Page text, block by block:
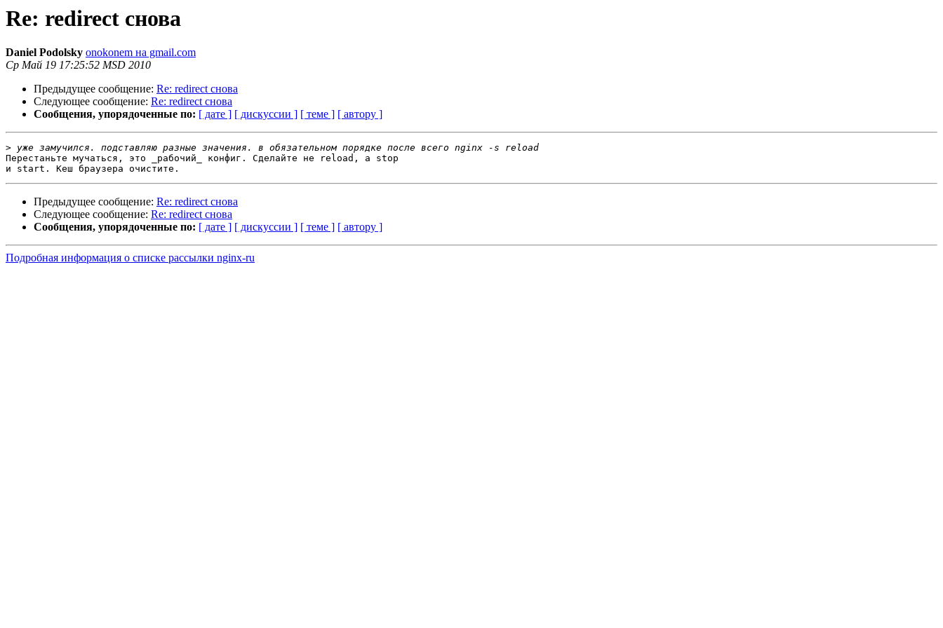
Re: redirect снова
Daniel Podolsky onokonem на gmail.com
Ср Май 19 17:25:52 MSD 2010
Предыдущее сообщение: Re: redirect снова
Следующее сообщение: Re: redirect снова
Сообщения, упорядоченные по: [ дате ] [ дискуссии ] [ теме ] [ автору ]
>
Перестаньте мучаться, это _рабочий_ конфиг. Сделайте не reload, а stop
Предыдущее сообщение: Re: redirect снова
Следующее сообщение: Re: redirect снова
Сообщения, упорядоченные по: [ дате ] [ дискуссии ] [ теме ] [ автору ]
Подробная информация о списке рассылки nginx-ru